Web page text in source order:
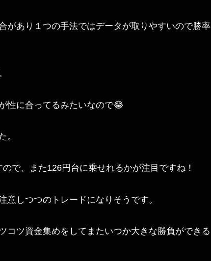
があり１つの手法ではデータが取りやすいので勝率
性に合ってるみたいなので😂
。
で、また126円台に乗せれるかが注目ですね！
意しつつのトレードになりそうです。
コツ資金集めをしてまたいつか大きな勝負ができる